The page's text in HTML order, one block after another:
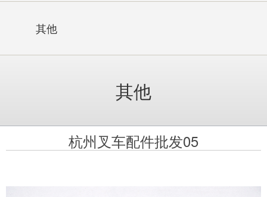
其他
其他
杭州叉车配件批发05